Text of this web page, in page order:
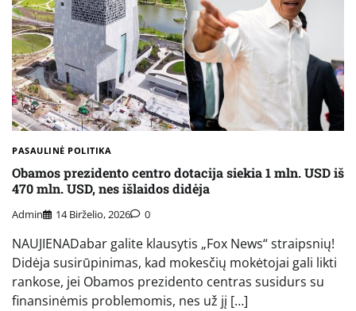
PASAULINĖ POLITIKA
Obamos prezidento centro dotacija siekia 1 mln. USD iš
470 mln. USD, nes išlaidos didėja
Admin 14 Birželio, 2026 0
NAUJIENADabar galite klausytis „Fox News“ straipsnių!
Didėja susirūpinimas, kad mokesčių mokėtojai gali likti
rankose, jei Obamos prezidento centras susidurs su
finansinėmis problemomis, nes už jį […]